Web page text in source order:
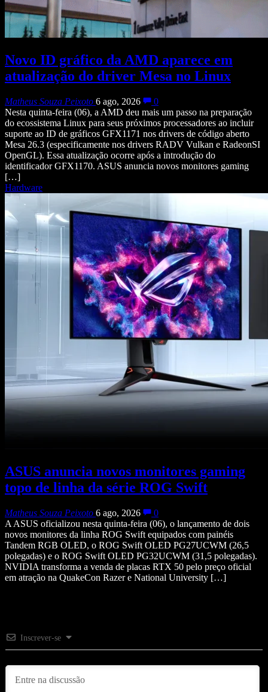
Novo ID gráfico da AMD aparece em
atualização do driver Mesa no Linux
Matheus Souza Peixoto 6 ago, 2026
0
Nesta quinta-feira (06), a AMD deu mais um passo na preparação
do ecossistema Linux para seus próximos processadores ao incluir
suporte ao ID de gráficos GFX1171 nos drivers de código aberto
Mesa 26.3 (especificamente nos drivers RADV Vulkan e RadeonSI
OpenGL). Essa atualização ocorre após a introdução do
identificador GFX1170. ASUS anuncia novos monitores gaming
[…]
Hardware
ASUS anuncia novos monitores gaming
topo de linha da série ROG Swift
Matheus Souza Peixoto 6 ago, 2026
0
A ASUS oficializou nesta quinta-feira (06), o lançamento de dois
novos monitores da linha ROG Swift equipados com painéis
Tandem RGB OLED, o ROG Swift OLED PG27UCWM (26,5
polegadas) e o ROG Swift OLED PG32UCWM (31,5 polegadas).
NVIDIA transforma a venda de placas RTX 50 pelo preço oficial
em atração na QuakeCon Razer e National University […]
Inscrever-se